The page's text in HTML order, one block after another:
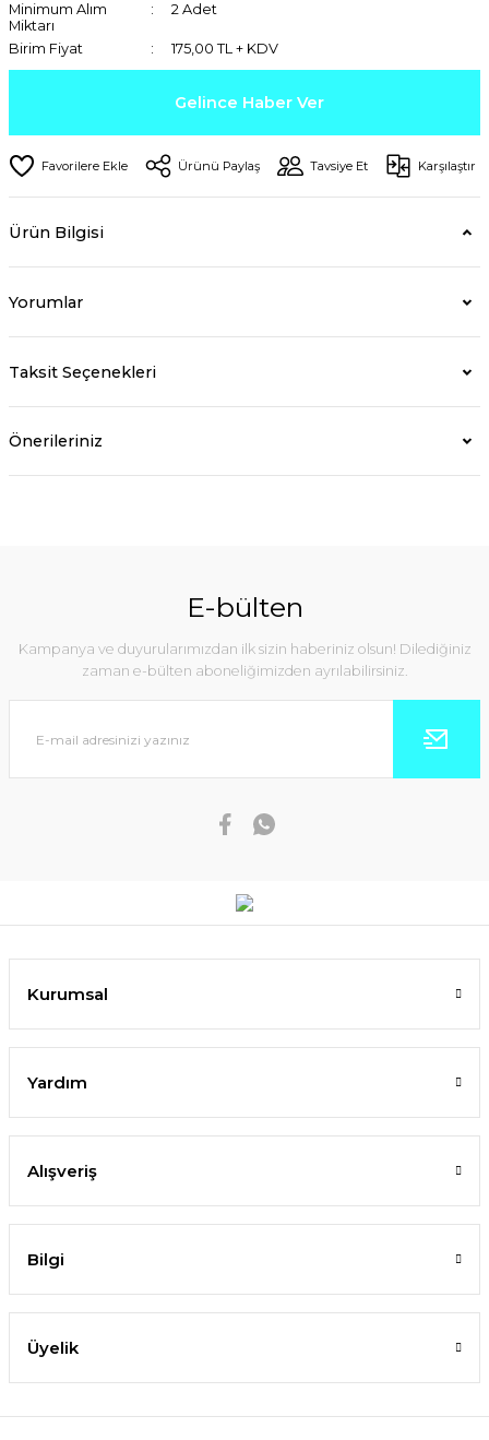
Minimum Alım
Miktarı
2 Adet
Birim Fiyat 175,00 TL + KDV
Gelince Haber Ver
Ürünü Paylaş Tavsiye Et Karşılaştır
Ürün Bilgisi
Yorumlar
Taksit Seçenekleri
Önerileriniz
E-bülten
Kampanya ve duyurularımızdan ilk sizin haberiniz olsun! Dilediğiniz
zaman e-bülten aboneliğimizden ayrılabilirsiniz.
Kurumsal
Yardım
Alışveriş
Bilgi
Üyelik